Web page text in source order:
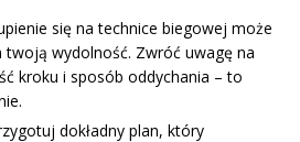
się na technice biegowej może
twoją wydolność. Zwróć uwagę na
kroku i sposób oddychania – to
dokładny plan, który